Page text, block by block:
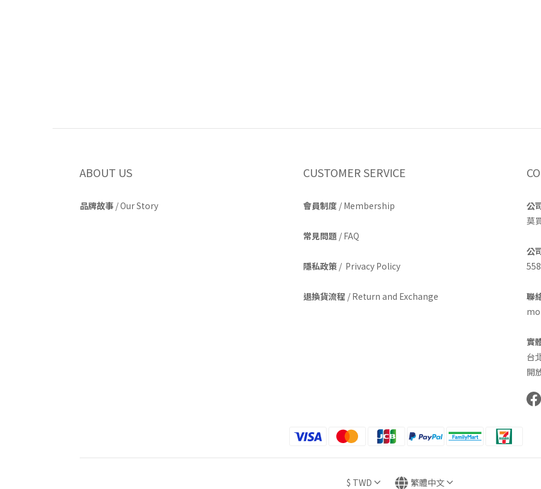
ABOUT US
品牌故事 /Our Story
CUSTOMER SERVICE
會員制度 / Membership
常見問題 / FAQ
隱私政策 / Privacy Policy
退換貨流程 / Return and Exchange
公
莫
公
聯
實
台
開
$ TWD 繁體中文